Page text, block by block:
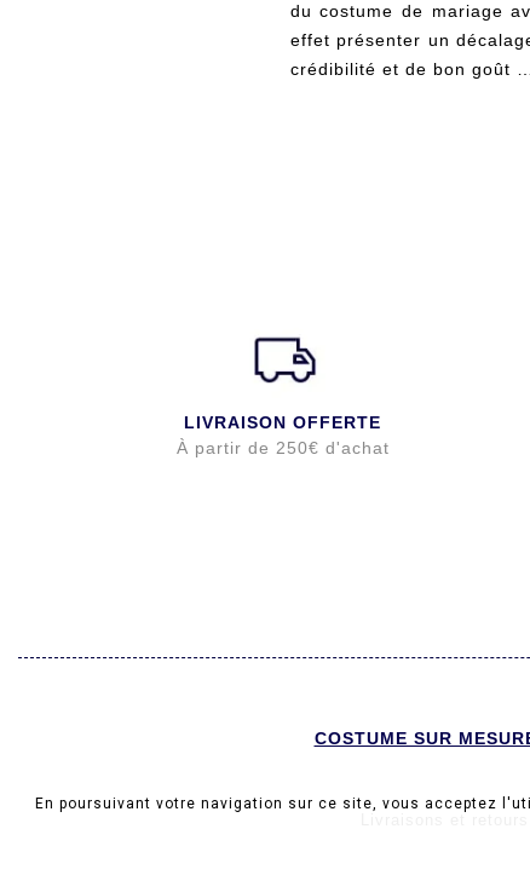
du costume de mariage
effet présenter un
crédibilité et de bon goût
LIVRAISON OFFERTE
À partir de 250€ d'achat
COSTUME SUR
En poursuivant votre navigation sur ce site, vous acceptez